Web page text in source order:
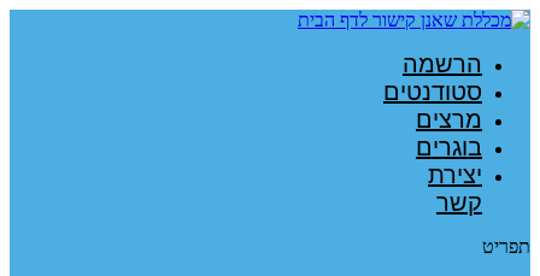
הרשמה
סטודנטים
מרצים
בוגרים
יצירת
קשר
תפריט